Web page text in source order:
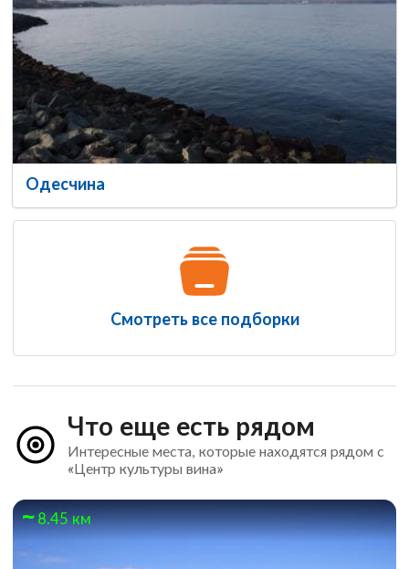
Одесчина
Смотреть все подборки
Что еще есть рядом
Интересные места, которые находятся рядом с
«Центр культуры вина»
8.45 км